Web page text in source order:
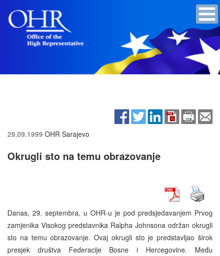
29.09.1999 OHR Sarajevo
Okrugli sto na temu obrazovanje
Danas, 29. septembra, u OHR-u je pod predsjedavanjem Prvog
zamjenika Visokog predstavnika Ralpha Johnsona održan okrugli
sto na temu obrazovanje. Ovaj okrugli sto je predstavljao širok
presjek društva Federacije Bosne i Hercegovine. Među